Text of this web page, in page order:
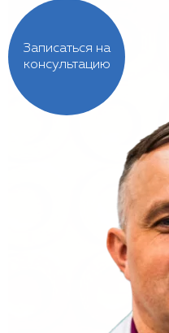
Записаться на
консультацию